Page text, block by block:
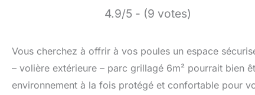
4.9/5 - (9 votes)
Vous cherchez à offrir à vos poules un espace
– volière extérieure – parc grillagé 6m² pourrait bien
environnement à la fois protégé et confortable pour